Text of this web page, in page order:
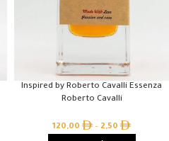
Inspired by Roberto Cavalli Essenza
Roberto Cavalli
2,50
–
120,00